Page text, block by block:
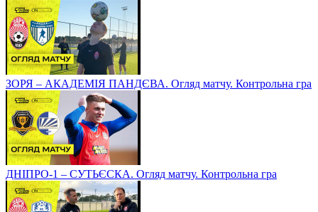
ЗОРЯ – АКАДЕМІЯ ПАНДЄВА. Огляд матчу. Контрольна гра
ДНІПРО-1 – СУТЬЄСКА. Огляд матчу. Контрольна гра